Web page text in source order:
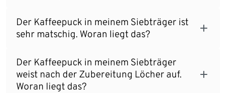
Der Kaffeepuck in meinem Siebträger ist
sehr matschig. Woran liegt das?
Der Kaffeepuck in meinem Siebträger
weist nach der Zubereitung Löcher auf.
Woran liegt das?